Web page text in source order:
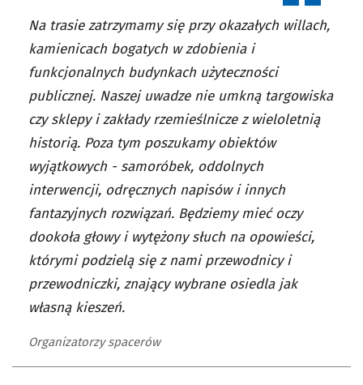
Na trasie zatrzymamy się przy okazałych willach,
kamienicach bogatych w zdobienia i
funkcjonalnych budynkach użyteczności
publicznej. Naszej uwadze nie umkną targowiska
czy sklepy i zakłady rzemieślnicze z wieloletnią
historią. Poza tym poszukamy obiektów
wyjątkowych - samoróbek, oddolnych
interwencji, odręcznych napisów i innych
fantazyjnych rozwiązań. Będziemy mieć oczy
dookoła głowy i wytężony słuch na opowieści,
którymi podzielą się z nami przewodnicy i
przewodniczki, znający wybrane osiedla jak
własną kieszeń.
Organizatorzy spacerów